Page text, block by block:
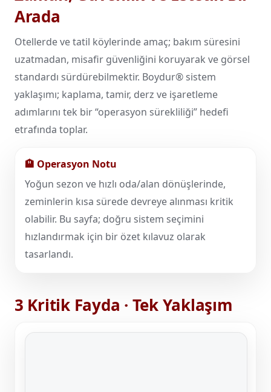
Arada
Otellerde ve tatil köylerinde amaç; bakım süresini
uzatmadan, misafir güvenliğini koruyarak ve görsel
standardı sürdürebilmektir. Boydur® sistem
yaklaşımı; kaplama, tamir, derz ve işaretleme
adımlarını tek bir “operasyon sürekliliği” hedefi
etrafında toplar.
🏨 Operasyon Notu
Yoğun sezon ve hızlı oda/alan dönüşlerinde,
zeminlerin kısa sürede devreye alınması kritik
olabilir. Bu sayfa; doğru sistem seçimini
hızlandırmak için bir özet kılavuz olarak
tasarlandı.
3 Kritik Fayda · Tek Yaklaşım